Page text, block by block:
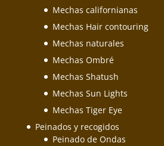
Mechas californianas
Mechas Hair contouring
Mechas naturales
Mechas Ombré
Mechas Shatush
Mechas Sun Lights
Mechas Tiger Eye
Peinados y recogidos
Peinado de Ondas